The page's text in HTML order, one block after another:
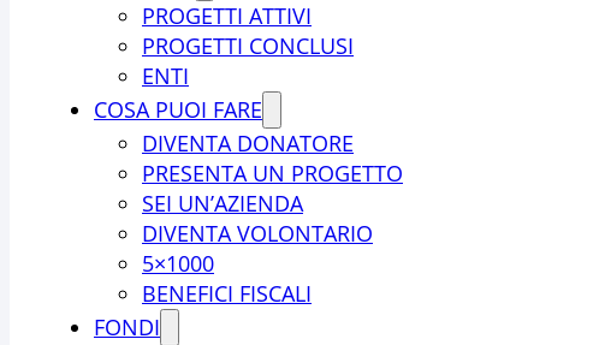
PROGETTI ATTIVI
PROGETTI CONCLUSI
ENTI
COSA PUOI FARE
DIVENTA DONATORE
PRESENTA UN PROGETTO
SEI UN’AZIENDA
DIVENTA VOLONTARIO
5×1000
BENEFICI FISCALI
FONDI